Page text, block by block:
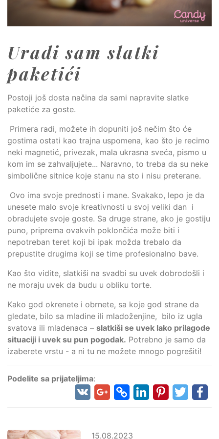
Uradi sam slatki
paketići
Postoji još dosta načina da sami napravite slatke
paketiće za goste.
Primera radi, možete ih dopuniti još nečim što će
gostima ostati kao trajna uspomena, kao što je recimo
neki magnetić, privezak, mala ukrasna sveća, pismo u
kom im se zahvaljujete... Naravno, to treba da su neke
simbolične sitnice koje stanu na sto i nisu preterane.
Ovo ima svoje prednosti i mane. Svakako, lepo je da
unesete malo svoje kreativnosti u svoj veliki dan i
obradujete svoje goste. Sa druge strane, ako je gostiju
puno, priprema ovakvih poklončića može biti i
nepotreban teret koji bi ipak možda trebalo da
prepustite drugima koji se time profesionalno bave.
Kao što vidite, slatkiši na svadbi su uvek dobrodošli i
ne moraju uvek da budu u obliku torte.
Kako god okrenete i obrnete, sa koje god strane da
gledate, bilo sa mladine ili mladoženjine, bilo iz ugla
svatova ili mladenaca – slatkiši se uvek lako prilagode
situaciji i uvek su pun pogodak. Potrebno je samo da
izaberete vrstu - a ni tu ne možete mnogo pogrešiti!
Podelite sa prijateljima:
15.08.2023